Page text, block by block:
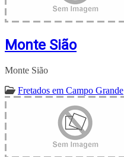
Monte Sião
Monte Sião
Fretados em Campo Grande